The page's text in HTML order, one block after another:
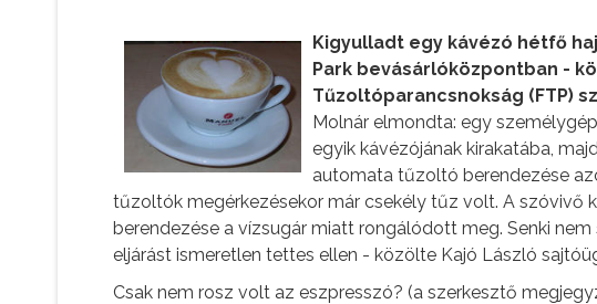
Kigyulladt egy kávézó hétfő
Park bevásárlóközpontban -
Tűzoltóparancsnokság (FTP)
Molnár elmondta: egy
egyik kávézójának kirakatába,
automata tűzoltó berendezése
tűzoltók megérkezésekor már csekély tűz volt. A szóvivő
berendezése a vízsugár miatt rongálódott meg. Senki
eljárást ismeretlen tettes ellen - közölte Kajó László
Csak nem rosz volt az eszpresszó? (a szerkesztő